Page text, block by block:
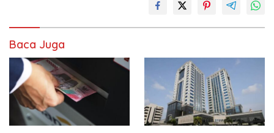
Baca Juga